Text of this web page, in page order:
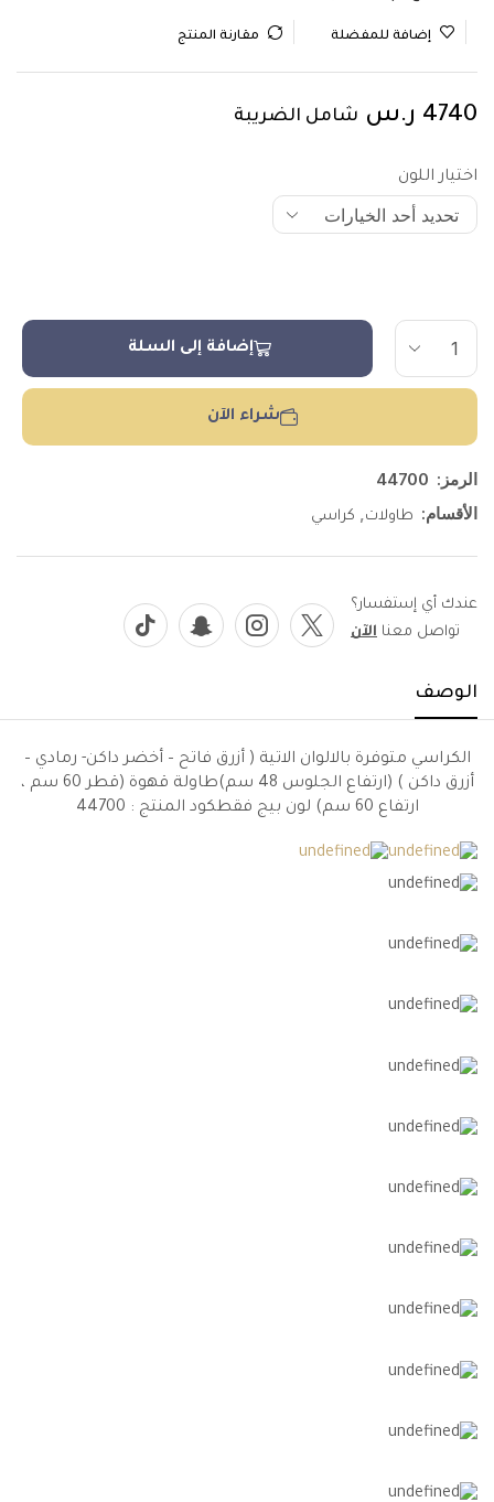
إضافة للمفضلة مقارنة المنتج
4740 ر.س شامل الضريبة
اختيار اللون
إضافة إلى السلة
شراء الآن
الرمز: 44700
الأقسام: طاولات, كراسي
عندك أي إستفسار؟
تواصل معنا الآن
الوصف
الكراسي متوفرة بالالوان الاتية ( أزرق فاتح – أخضر داكن- رمادي –
أزرق داكن ) (ارتفاع الجلوس 48 سم)طاولة قهوة (قطر 60 سم ،
ارتفاع 60 سم) لون بيج فقطكود المنتج :
44700